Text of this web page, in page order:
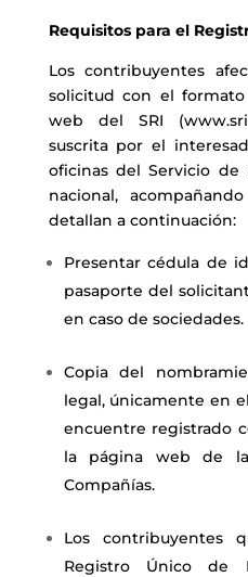
Requisitos para el
Los contribuyentes
solicitud con el
web del SRI (
suscrita por el
oficinas del Servicio de
nacional,
detallan a continuación:
Presentar cédula de
pasaporte del
en caso de sociedades.
Copia del
legal, únicamente en
encuentre registrado
la página web de
Compañías.
Los contribuyentes
Registro Único de